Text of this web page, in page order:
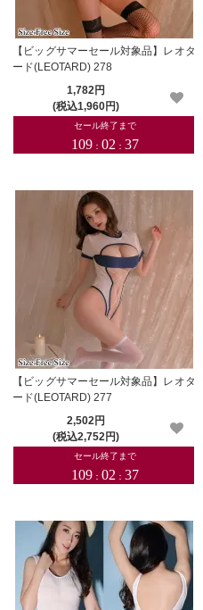
【ビッグサマーセール対象品】レオタ
ード(LEOTARD) 278
1,782円
(税込1,960円)
【ビッグサマーセール対象品】レオタ
ード(LEOTARD) 277
2,502円
(税込2,752円)